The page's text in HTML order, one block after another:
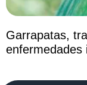
Garrapatas,
enfermedades